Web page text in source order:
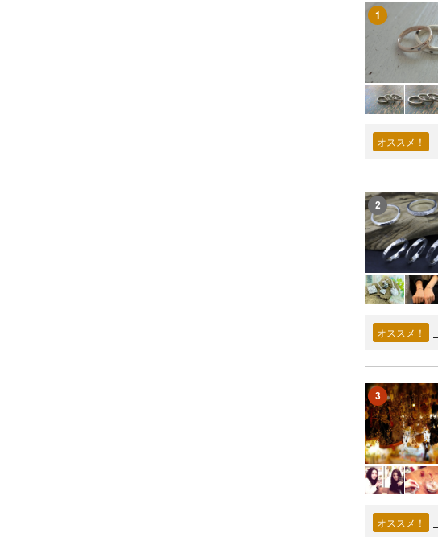
1
オススメ！
2
オススメ！
3
オススメ！